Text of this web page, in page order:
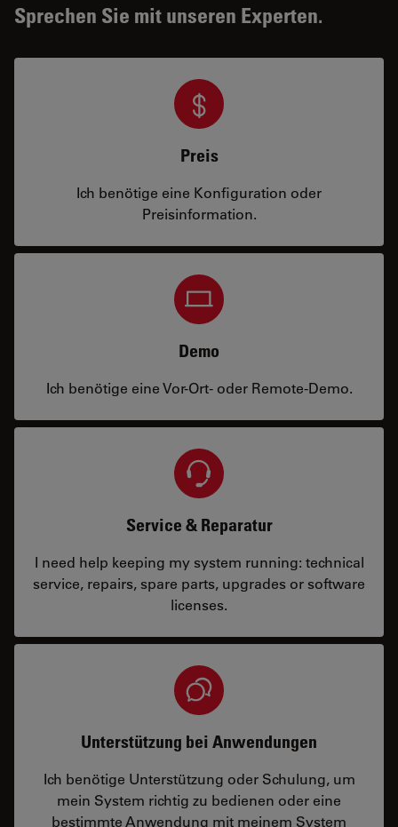
Sprechen Sie mit unseren Experten.
Preis
Ich benötige eine Konfiguration oder
Preisinformation.
Demo
Ich benötige eine Vor-Ort- oder Remote-Demo.
Service & Reparatur
I need help keeping my system running: technical
service, repairs, spare parts, upgrades or software
licenses.
Unterstützung bei Anwendungen
Ich benötige Unterstützung oder Schulung, um
mein System richtig zu bedienen oder eine
bestimmte Anwendung mit meinem System